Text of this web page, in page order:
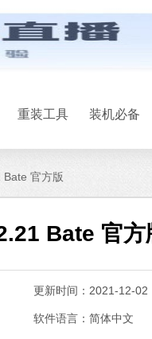
重装工具 装机必备
官方版
Bate 官方
更新时间：2021-12-02
软件语言：简体中文